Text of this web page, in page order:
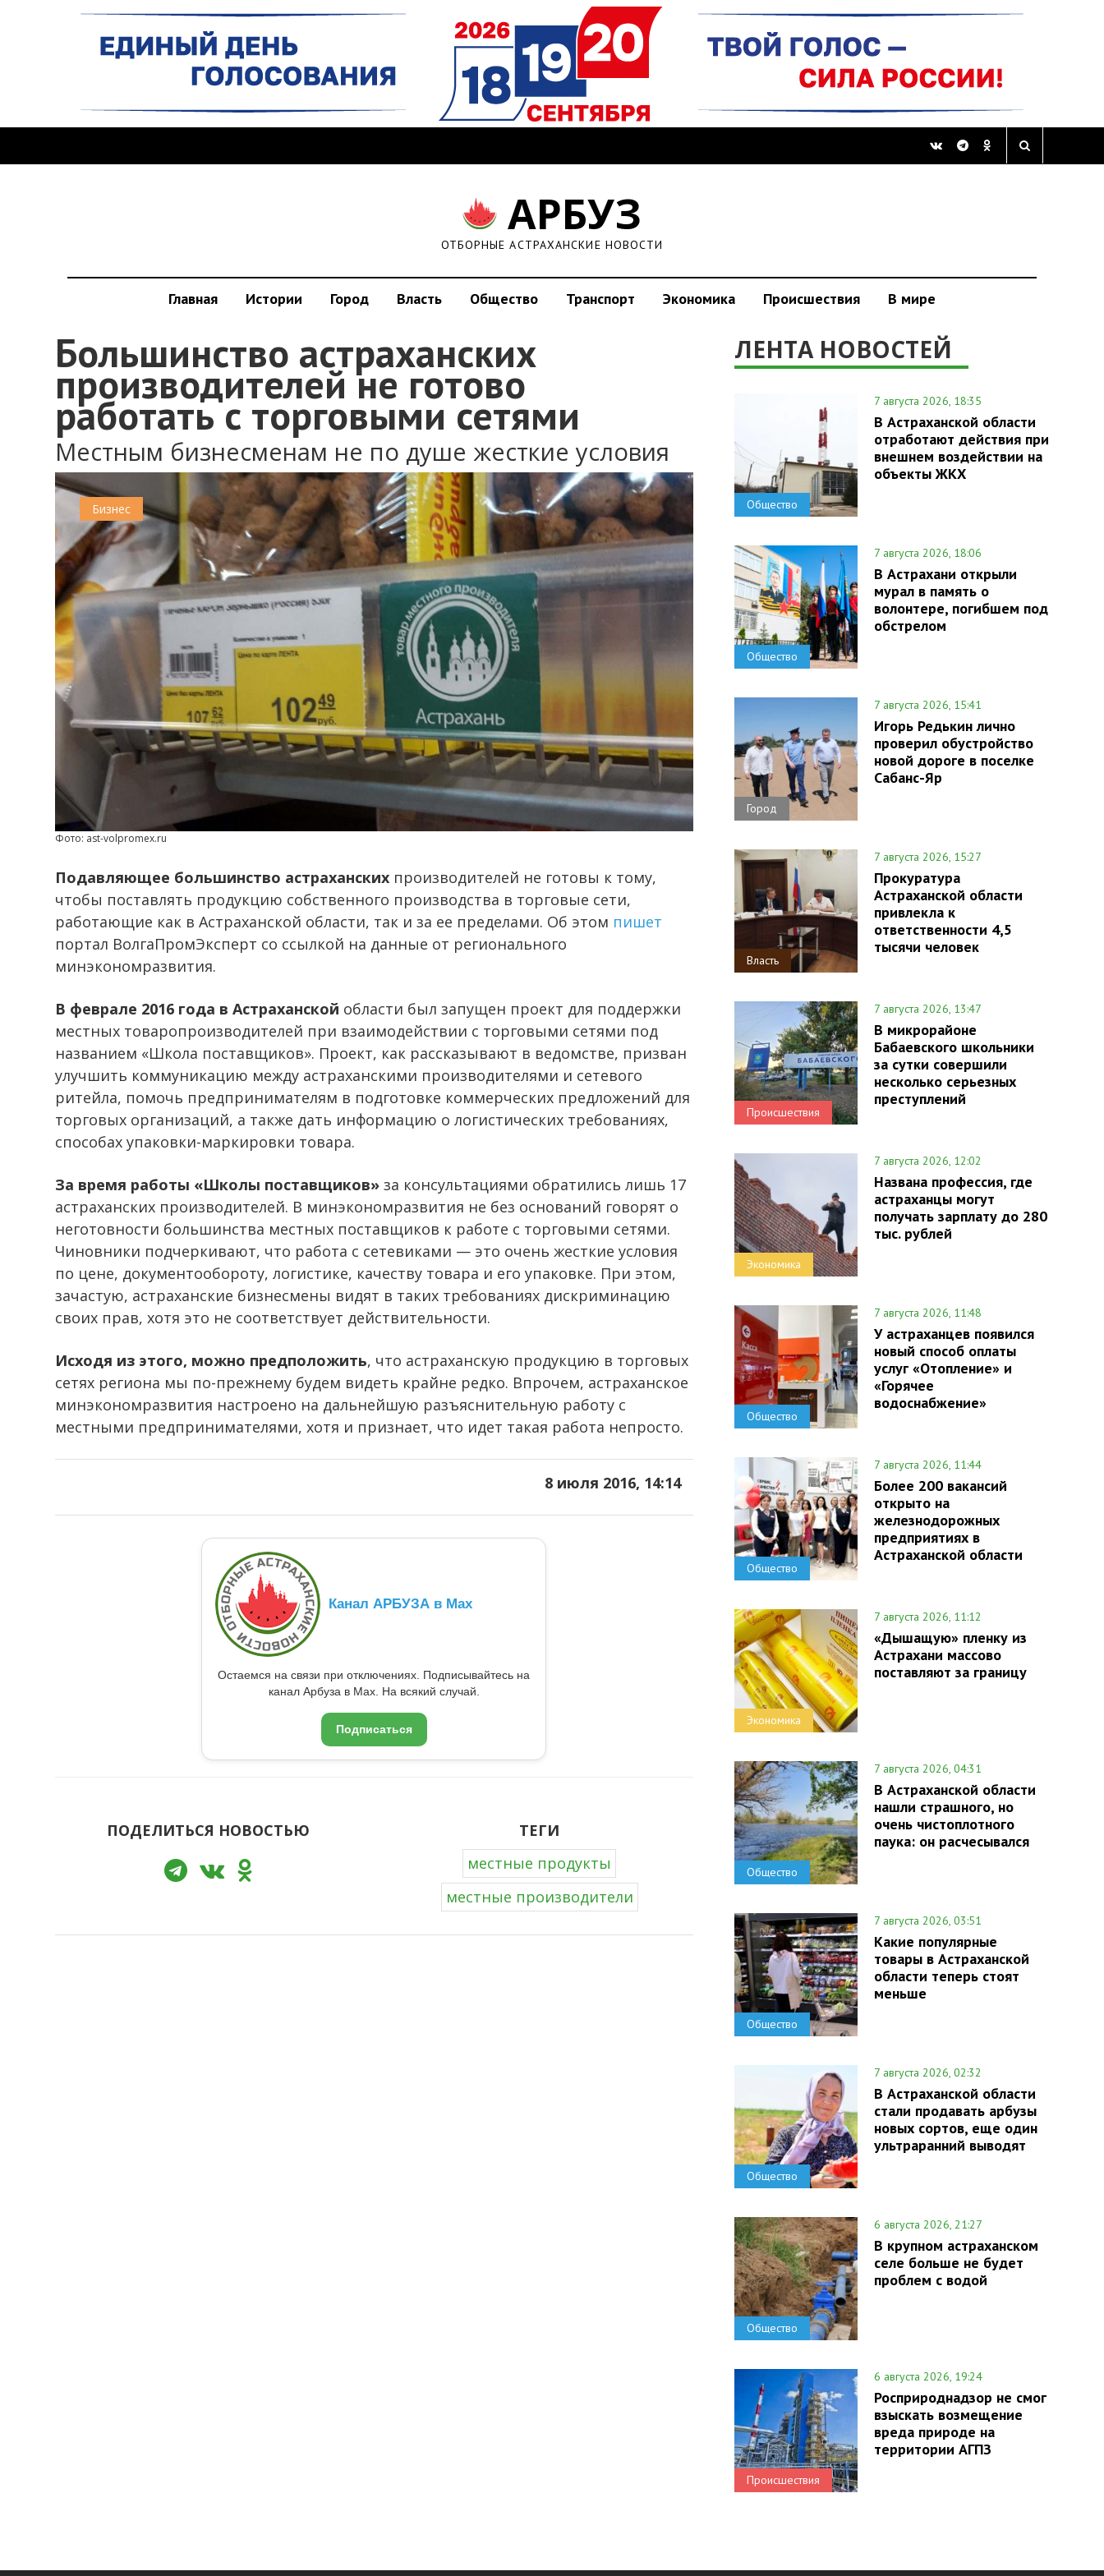
АРБУЗ
ОТБОРНЫЕ АСТРАХАНСКИЕ НОВОСТИ
Главная Истории Город Власть Общество Транспорт Экономика Происшествия В мире
Большинство астраханских
производителей не готово
работать с торговыми сетями
Местным бизнесменам не по душе жесткие условия
0
Бизнес
Фото: ast-volpromex.ru
Подавляющее большинство астраханских производителей не готовы к тому,
чтобы поставлять продукцию собственного производства в торговые сети,
работающие как в Астраханской области, так и за ее пределами. Об этом пишет
портал ВолгаПромЭксперт со ссылкой на данные от регионального
минэкономразвития.
В феврале 2016 года в Астраханской области был запущен проект для поддержки
местных товаропроизводителей при взаимодействии с торговыми сетями под
названием «Школа поставщиков». Проект, как рассказывают в ведомстве, призван
улучшить коммуникацию между астраханскими производителями и сетевого
ритейла, помочь предпринимателям в подготовке коммерческих предложений для
торговых организаций, а также дать информацию о логистических требованиях,
способах упаковки-маркировки товара.
За время работы «Школы поставщиков» за консультациями обратились лишь 17
астраханских производителей. В минэкономразвития не без оснований говорят о
неготовности большинства местных поставщиков к работе с торговыми сетями.
Чиновники подчеркивают, что работа с сетевиками — это очень жесткие условия
по цене, документообороту, логистике, качеству товара и его упаковке. При этом,
зачастую, астраханские бизнесмены видят в таких требованиях дискриминацию
своих прав, хотя это не соответствует действительности.
Исходя из этого, можно предположить, что астраханскую продукцию в торговых
сетях региона мы по-прежнему будем видеть крайне редко. Впрочем, астраханское
минэкономразвития настроено на дальнейшую разъяснительную работу с
местными предпринимателями, хотя и признает, что идет такая работа непросто.
8 июля 2016, 14:14
Канал АРБУЗА в Max
Остаемся на связи при отключениях. Подписывайтесь на
канал Арбуза в Max. На всякий случай.
Подписаться
ПОДЕЛИТЬСЯ НОВОСТЬЮ
ТЕГИ
местные продукты
местные производители
ЛЕНТА НОВОСТЕЙ
Общество
7 августа 2026, 18:35
В Астраханской области
отработают действия при
внешнем воздействии на
объекты ЖКХ
Общество
7 августа 2026, 18:06
В Астрахани открыли
мурал в память о
волонтере, погибшем под
обстрелом
Город
7 августа 2026, 15:41
Игорь Редькин лично
проверил обустройство
новой дороге в поселке
Сабанс-Яр
Власть
7 августа 2026, 15:27
Прокуратура
Астраханской области
привлекла к
ответственности 4,5
тысячи человек
Происшествия
7 августа 2026, 13:47
В микрорайоне
Бабаевского школьники
за сутки совершили
несколько серьезных
преступлений
Экономика
7 августа 2026, 12:02
Названа профессия, где
астраханцы могут
получать зарплату до 280
тыс. рублей
Общество
7 августа 2026, 11:48
У астраханцев появился
новый способ оплаты
услуг «Отопление» и
«Горячее
водоснабжение»
Общество
7 августа 2026, 11:44
Более 200 вакансий
открыто на
железнодорожных
предприятиях в
Астраханской области
Экономика
7 августа 2026, 11:12
«Дышащую» пленку из
Астрахани массово
поставляют за границу
Общество
7 августа 2026, 04:31
В Астраханской области
нашли страшного, но
очень чистоплотного
паука: он расчесывался
Общество
7 августа 2026, 03:51
Какие популярные
товары в Астраханской
области теперь стоят
меньше
Общество
7 августа 2026, 02:32
В Астраханской области
стали продавать арбузы
новых сортов, еще один
ультраранний выводят
Общество
6 августа 2026, 21:27
В крупном астраханском
селе больше не будет
проблем с водой
Происшествия
6 августа 2026, 19:24
Росприроднадзор не смог
взыскать возмещение
вреда природе на
территории АГПЗ